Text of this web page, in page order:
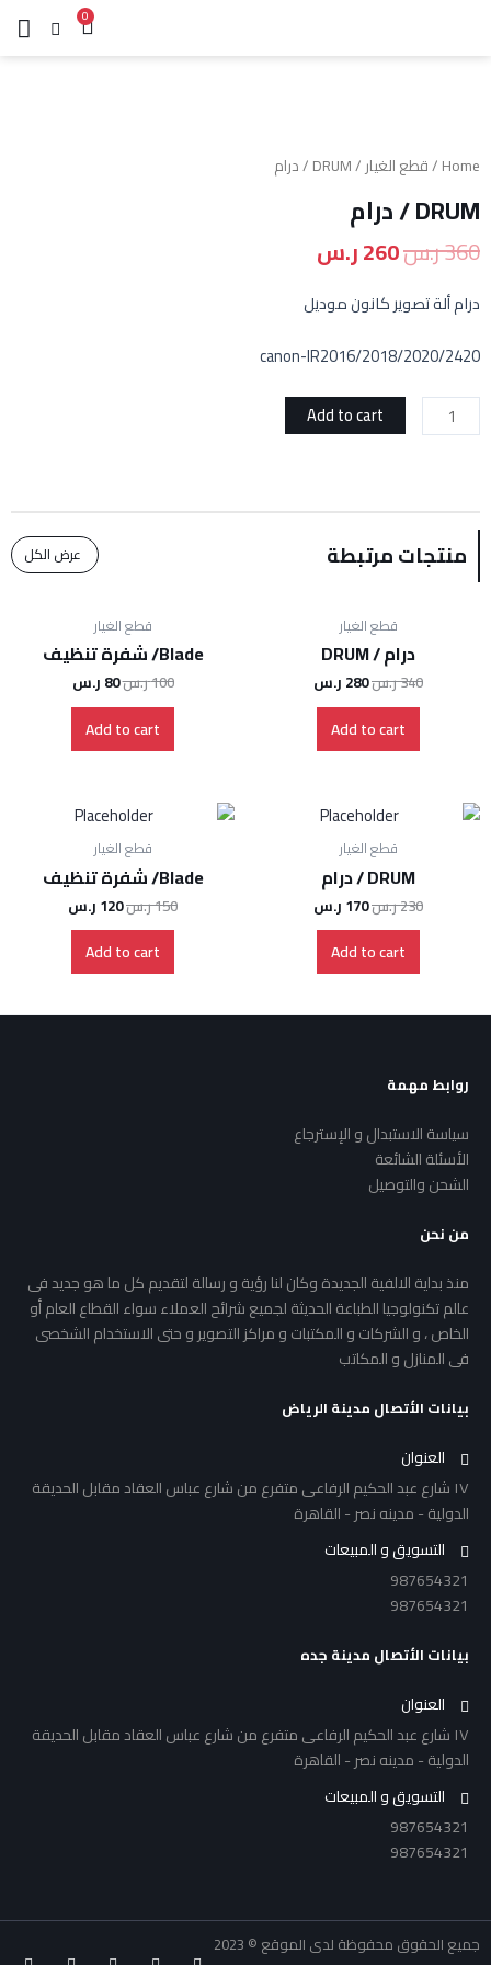
0
Home
/قطع الغيار/ DRUM / درام
DRUM / درام
360ر.س260ر.س
درام ألة تصوير كانون موديل
canon-IR2016/2018/2020/2420
Add to cart
منتجات مرتبطة عرض الكل
قطع الغيار
درام / DRUM
340ر.س280 ر.س
Add to cart
قطع الغيار
Blade/ شفرة تنظيف
100ر.س80 ر.س
Add to cart
قطع الغيار
DRUM / درام
230ر.س170 ر.س
Add to cart
قطع الغيار
Blade/ شفرة تنظيف
150ر.س120 ر.س
Add to cart
روابط مهمة
سياسة الاستبدال و الإسترجاع
الأسئلة الشائعة
الشحن والتوصيل
من نحن
منذ بداية الالفية الجديدة وكان لنا رؤية و رسالة لتقديم كل ما هو جديد فى
عالم تكنولوجيا الطباعة الحديثة لجميع شرائح العملاء سواء القطاع العام أو
الخاص ، و الشركات و المكتبات و مراكز التصوير و حتى الاستخدام الشخصى
فى المنازل و المكاتب
بيانات الأتصال مدينة الرياض
العنوان
١٧ شارع عبد الحكيم الرفاعى متفرع من شارع عباس العقاد مقابل الحديقة
الدولية - مدينه نصر - القاهرة
التسويق و المبيعات
987654321
987654321
بيانات الأتصال مدينة جده
العنوان
١٧ شارع عبد الحكيم الرفاعى متفرع من شارع عباس العقاد مقابل الحديقة
الدولية - مدينه نصر - القاهرة
التسويق و المبيعات
987654321
987654321
جميع الحقوق محفوظة لدى الموقع © 2023